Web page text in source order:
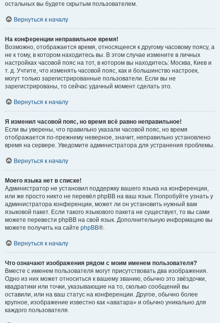
остальных вы будете скрытым пользователем.
Вернуться к началу
На конференции неправильное время!
Возможно, отображается время, относящееся к другому часовому поясу, а
не к тому, в котором находитесь вы. В этом случае измените в личных
настройках часовой пояс на тот, в котором вы находитесь: Москва, Киев и
т. д. Учтите, что изменять часовой пояс, как и большинство настроек,
могут только зарегистрированные пользователи. Если вы не
зарегистрированы, то сейчас удачный момент сделать это.
Вернуться к началу
Я изменил часовой пояс, но время всё равно неправильное!
Если вы уверены, что правильно указали часовой пояс, но время
отображается по-прежнему неверное, значит, неправильно установлено
время на сервере. Уведомите администратора для устранения проблемы.
Вернуться к началу
Моего языка нет в списке!
Администратор не установил поддержку вашего языка на конференции,
или же просто никто не перевёл phpBB на ваш язык. Попробуйте узнать у
администратора конференции, может ли он установить нужный вам
языковой пакет. Если такого языкового пакета не существует, то вы сами
можете перевести phpBB на свой язык. Дополнительную информацию вы
можете получить на сайте phpBB®.
Вернуться к началу
Что означают изображения рядом с моим именем пользователя?
Вместе с именем пользователя могут присутствовать два изображения.
Одно из них может относиться к вашему званию, обычно это звёздочки,
квадратики или точки, указывающие на то, сколько сообщений вы
оставили, или на ваш статус на конференции. Другое, обычно более
крупное, изображение известно как «аватара» и обычно уникально для
каждого пользователя.